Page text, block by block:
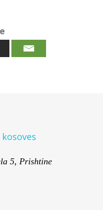
5, Prishtine